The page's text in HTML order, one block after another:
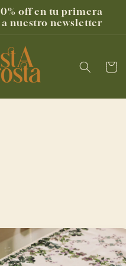
off en tu primera
nuestro newsletter
Carrito